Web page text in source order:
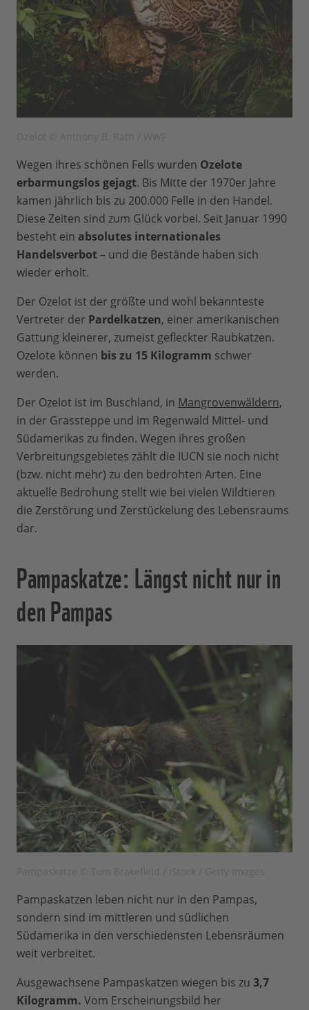
Wegen ihres schönen Fells wurden Ozelote
erbarmungslos gejagt. Bis Mitte der 1970er Jahre
kamen jährlich bis zu 200.000 Felle in den Handel.
Diese Zeiten sind zum Glück vorbei. Seit Januar 1990
besteht ein absolutes internationales
Handelsverbot– und die Bestände haben sich
wieder erholt.
Der Ozelot ist der größte und wohl bekannteste
Vertreter der Pardelkatzen, einer amerikanischen
Gattung kleinerer, zumeist gefleckter Raubkatzen.
Ozelote können bis zu 15 Kilogramm schwer
werden.
Der Ozelot ist im Buschland, in Mangrovenwäldern,
in der Grassteppe und im Regenwald Mittel- und
Südamerikas zu finden. Wegen ihres großen
Verbreitungsgebietes zählt die IUCN sie noch nicht
(bzw. nicht mehr) zu den bedrohten Arten. Eine
aktuelle Bedrohung stellt wie bei vielen Wildtieren
die Zerstörung und Zerstückelung des Lebensraums
dar.
Pampaskatze: Längst nicht nur in
den Pampas
Pampaskatzen leben nicht nur in den Pampas,
sondern sind im mittleren und südlichen
Südamerika in den verschiedensten Lebensräumen
weit verbreitet.
Ausgewachsene Pampaskatzen wiegen bis zu 3,7
Kilogramm. Vom Erscheinungsbild her